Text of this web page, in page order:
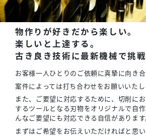
物作りが好きだから楽しい。
楽しいと上達する。
古き良き技術に最新機械で挑戦
お客様一人ひとりのご依頼に真摯に向き合
案件によっては打ち合わせをお願いいたし
また、ご要望に対応するために、切削に
するツールとなる刃物をオリジナルで自
んなご要望にも対応できる自信があります
まずはご希望をお伝えいただければと思い